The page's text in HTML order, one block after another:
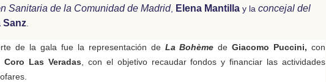
Sanitaria de la Comunidad de Madrid
Elena Mantilla y la concejal del
Sanz
de la gala fue la representación de La Bohème deGiacomo Puccini, con
Coro Las Veradas , con el objetivo recaudar fondos y financiar las actividades